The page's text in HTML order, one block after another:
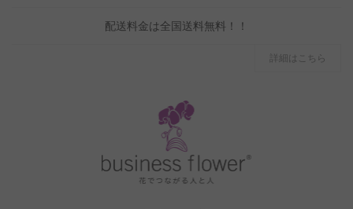
配送料金は全国送料無料！！
詳細はこちら